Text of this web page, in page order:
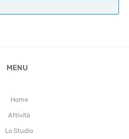
MENU
Home
Attività
Lo Studio